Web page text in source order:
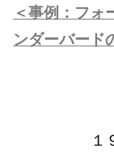
＜事例：フ
ンダーバード
１